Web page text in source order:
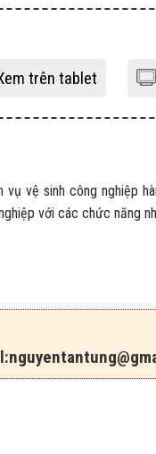
trên tablet
vệ sinh công nghiệp
với các chức năng